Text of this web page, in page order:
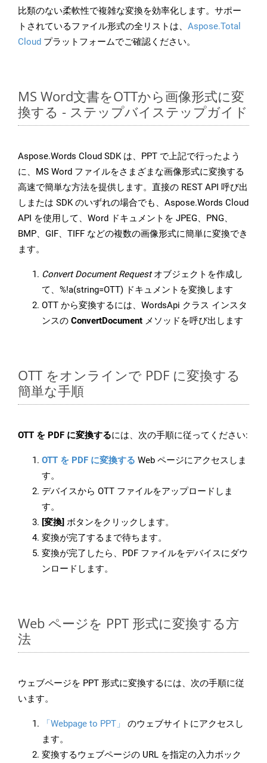
比類のない柔軟性で複雑な変換を効率化します。サポー
トされているファイル形式の全リストは、 Aspose.Total
Cloud プラットフォームでご確認ください。
MS Word文書をOTTから画像形式に変
換する - ステップバイステップガイド
Aspose.Words Cloud SDK は、PPT で上記で行ったよう
に、MS Word ファイルをさまざまな画像形式に変換する
高速で簡単な方法を提供します。直接の REST API 呼び出
しまたは SDK のいずれの場合でも、Aspose.Words Cloud
API を使用して、Word ドキュメントを JPEG、PNG、
BMP、GIF、TIFF などの複数の画像形式に簡単に変換でき
ます。
Convert Document Requestオブジェクトを作成し
て、%!a(string=OTT) ドキュメントを変換します
OTT から変換するには、WordsApi クラス インスタ
ンスの ConvertDocument メソッドを呼び出します
OTT をオンラインで PDF に変換する
簡単な手順
OTT を PDF に変換するには、次の手順に従ってください:
OTT を PDF に変換する Web ページにアクセスしま
す。
デバイスから OTT ファイルをアップロードしま
す。
[変換] ボタンをクリックします。
変換が完了するまで待ちます。
変換が完了したら、PDF ファイルをデバイスにダウ
ンロードします。
Web ページを PPT 形式に変換する方
法
ウェブページを PPT 形式に変換するには、次の手順に従
います。
「Webpage to PPT」
のウェブサイトにアクセスし
ます。
変換するウェブページの URL を指定の入力ボック